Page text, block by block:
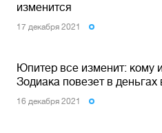
изменится
17 декабря 2021
Юпитер все изменит: кому
Зодиака повезет в деньгах
16 декабря 2021